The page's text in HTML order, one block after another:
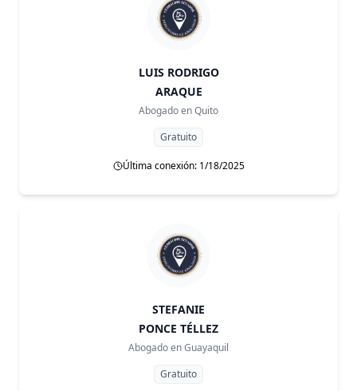
LUIS RODRIGO
ARAQUE
Abogado enQuito
Gratuito
Última conexión: 1/18/2025
STEFANIE
PONCE TÉLLEZ
Abogado enGuayaquil
Gratuito